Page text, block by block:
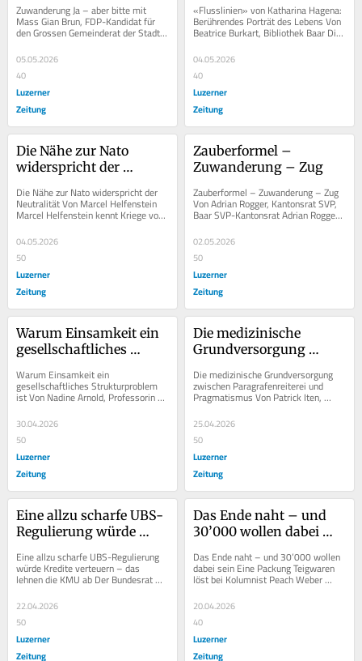
Zuwanderung Ja – aber bitte mit
Mass Gian Brun, FDP-Kandidat für
den Grossen Gemeinderat der Stadt
05.05.2026
40
Luzerner
Zeitung
Lebens
«Flusslinien» von Katharina Hagena:
Berührendes Porträt des Lebens Von
Beatrice Burkart, Bibliothek Baar Die
Autorin Katharina Hagena verwebt
in...
04.05.2026
40
Luzerner
Zeitung
Die Nähe zur Nato
widerspricht der
Die Nähe zur Nato widerspricht der
Neutralität Von Marcel Helfenstein
Marcel Helfenstein kennt Kriege von
seiner Arbeit als Katastrophenhelfer
des...
04.05.2026
50
Luzerner
Zeitung
Zauberformel –
Zuwanderung – Zug
Zauberformel – Zuwanderung – Zug
Von Adrian Rogger, Kantonsrat SVP,
Baar SVP-Kantonsrat Adrian Rogger
über die Auswirkungen und Folgen
der...
02.05.2026
50
Luzerner
Zeitung
Warum Einsamkeit ein
gesellschaftliches
Warum Einsamkeit ein
gesellschaftliches Strukturproblem
ist Von Nadine Arnold, Professorin
für Soziologie Ausgerechnet in
kollektivistischen Kulturen...
30.04.2026
50
Luzerner
Zeitung
Die medizinische
Grundversorgung
Paragrafenreiterei und
Pragmatismus
Die medizinische Grundversorgung
zwischen Paragrafenreiterei und
Pragmatismus Von Patrick Iten,
Kantonsrat Die Mitte, Oberägeri Im
Kanton Zug gilt...
25.04.2026
50
Luzerner
Zeitung
Eine allzu scharfe UBS-
Regulierung würde
lehnen die KMU ab
Eine allzu scharfe UBS-Regulierung
würde Kredite verteuern – das
lehnen die KMU ab Der Bundesrat
für...
22.04.2026
50
Luzerner
Zeitung
Das Ende naht – und
30’000 wollen dabei
Das Ende naht – und 30’000 wollen
dabei sein Eine Packung Teigwaren
löst bei Kolumnist Peach Weber
macht er einen...
20.04.2026
40
Luzerner
Zeitung